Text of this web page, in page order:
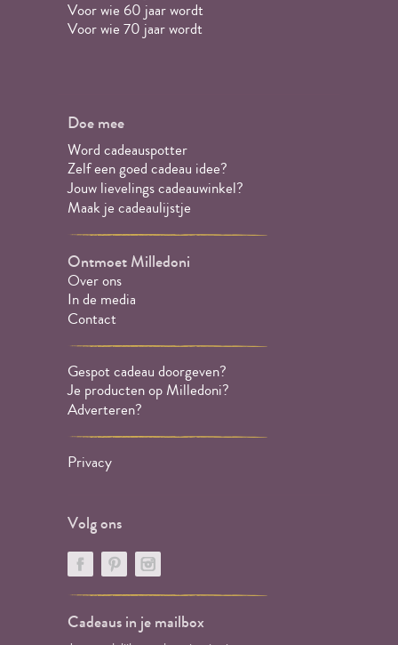
Voor wie 60 jaar wordt
Voor wie 70 jaar wordt
Doe mee
Word cadeauspotter
Zelf een goed cadeau idee?
Jouw lievelings cadeauwinkel?
Maak je cadeaulijstje
Ontmoet Milledoni
Over ons
In de media
Contact
Gespot cadeau doorgeven?
Je producten op Milledoni?
Adverteren?
Privacy
Volg ons
Cadeaus in je mailbox